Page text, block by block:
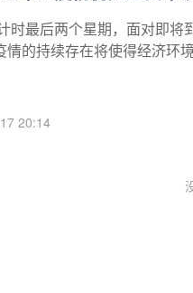
时最后两个星期，面对即将
的持续存在将使得经济环
20:14